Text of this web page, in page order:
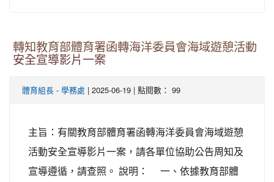
轉知教育部體育署函轉海洋委員會海域遊憩活動
安全宣導影片一案
體育組長 - 學務處 | 2025-06-19 | 點閱數： 99
主旨：有關教育部體育署函轉海洋委員會海域遊憩
活動安全宣導影片一案，請各單位協助公告周知及
宣導遵循，請查照。 說明： 一、依據教育部體